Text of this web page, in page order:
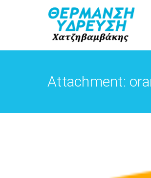
Attachment: